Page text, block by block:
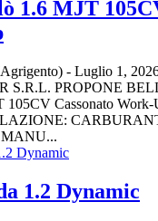
1.6 MJT
- Luglio 1,
S.R.L. PROPONE
105CV Cassonato
1.2 Dynamic